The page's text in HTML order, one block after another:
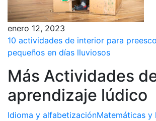
enero 12, 2023
10 actividades de interior para
pequeños en días lluviosos
Más Actividades
aprendizaje lúdico
Idioma y alfabetizaciónMatemáticas y